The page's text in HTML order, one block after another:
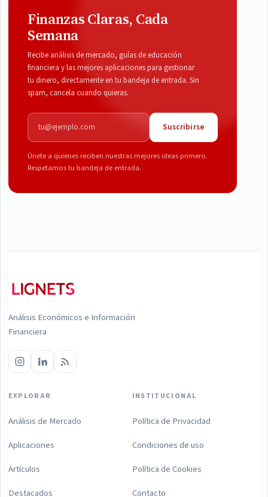
Finanzas Claras, Cada
Semana
Recibe análisis de mercado, guías de educación
financiera y las mejores aplicaciones para gestionar
tu dinero, directamente en tu bandeja de entrada. Sin
spam, cancela cuando quieras.
Correo electrónico
Suscribirse
Únete a quienes reciben nuestras mejores ideas primero.
Respetamos tu bandeja de entrada.
Análisis Económicos e Información
Financiera
EXPLORAR
Análisis de Mercado
Aplicaciones
Artículos
Destacados
INSTITUCIONAL
Política de Privacidad
Condiciones de uso
Política de Cookies
Contacto